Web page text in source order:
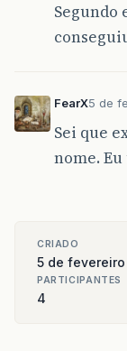
Segundo
FearX5 de
Sei que
nome.
CRIADO
5 de fevereiro
PARTICIPANTES
4